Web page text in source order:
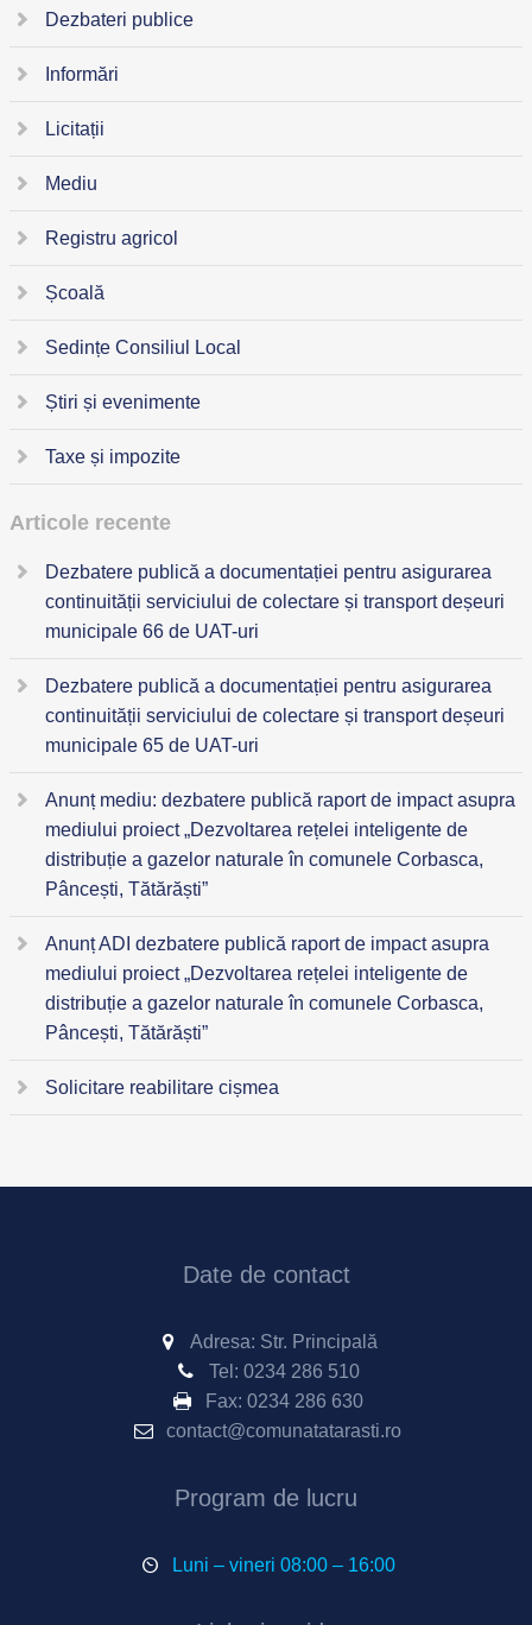
Dezbateri publice
Informări
Licitații
Mediu
Registru agricol
Școală
Sedințe Consiliul Local
Știri și evenimente
Taxe și impozite
Articole recente
Dezbatere publică a documentației pentru asigurarea
continuității serviciului de colectare și transport deșeuri
municipale 66 de UAT-uri
Dezbatere publică a documentației pentru asigurarea
continuității serviciului de colectare și transport deșeuri
municipale 65 de UAT-uri
Anunț mediu: dezbatere publică raport de impact asupra
mediului proiect „Dezvoltarea rețelei inteligente de
distribuție a gazelor naturale în comunele Corbasca,
Pâncești, Tătărăști”
Anunț ADI dezbatere publică raport de impact asupra
mediului proiect „Dezvoltarea rețelei inteligente de
distribuție a gazelor naturale în comunele Corbasca,
Pâncești, Tătărăști”
Solicitare reabilitare cișmea
Date de contact
Adresa: Str. Principală
Tel: 0234 286 510
Fax: 0234 286 630
contact@comunatatarasti.ro
Program de lucru
Luni – vineri 08:00 – 16:00